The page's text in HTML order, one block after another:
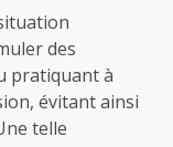
des
pratiquant à
évitant ainsi
telle